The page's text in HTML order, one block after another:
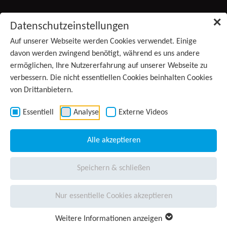
✕
Datenschutzeinstellungen
Auf unserer Webseite werden Cookies verwendet. Einige
davon werden zwingend benötigt, während es uns andere
ermöglichen, Ihre Nutzererfahrung auf unserer Webseite zu
verbessern. Die nicht essentiellen Cookies beinhalten Cookies
von Drittanbietern.
Essentiell Analyse Externe Videos
Alle akzeptieren
Speichern & schließen
Nur essentielle Cookies akzeptieren
Weitere Informationen anzeigen
Produkte
(aktiv)
Services
Unternehmen
Presse
Karriere